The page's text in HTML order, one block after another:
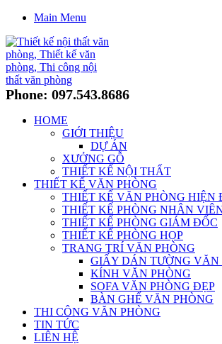
Main Menu
Phone: 097.543.8686
HOME
GIỚI THIỆU
DỰ ÁN
XƯỞNG GỖ
THIẾT KẾ NỘI THẤT
THIẾT KẾ VĂN PHÒNG
THIẾT KẾ VĂN PHÒNG HIỆN
THIẾT KẾ PHÒNG NHÂN
THIẾT KẾ PHÒNG GIÁM ĐỐC
THIẾT KẾ PHÒNG HỌP
TRANG TRÍ VĂN PHÒNG
GIẤY DÁN TƯỜNG VĂN
KÍNH VĂN PHÒNG
SOFA VĂN PHÒNG ĐẸP
BÀN GHẾ VĂN PHÒNG
THI CÔNG VĂN PHÒNG
TIN TỨC
LIÊN HỆ